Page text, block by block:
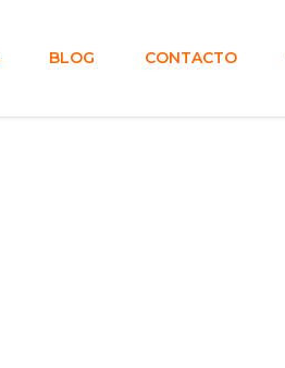
BLOG CONTACTO